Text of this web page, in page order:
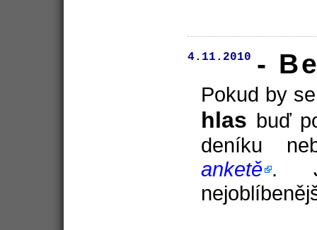
4.11.2010 -
Pokud by
hlas buď
deníku
anketě .